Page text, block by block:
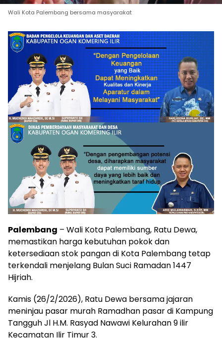
Wali Kota Palembang bersama masyarakat
Palembang – Wali Kota Palembang, Ratu Dewa,
memastikan harga kebutuhan pokok dan
ketersediaan stok pangan di Kota Palembang tetap
terkendali menjelang Bulan Suci Ramadan 1447
Hijriah.
Kamis (26/2/2026), Ratu Dewa bersama jajaran
meninjau pasar murah Ramadhan pasar di Kampung
Tangguh Jl H.M. Rasyad Nawawi Kelurahan 9 ilir
Kecamatan Ilir Timur 3.